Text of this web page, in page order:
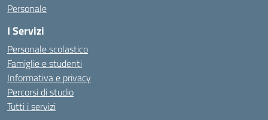
Personale
I Servizi
Personale scolastico
Famiglie e studenti
Informativa e privacy
Percorsi di studio
Tutti i servizi